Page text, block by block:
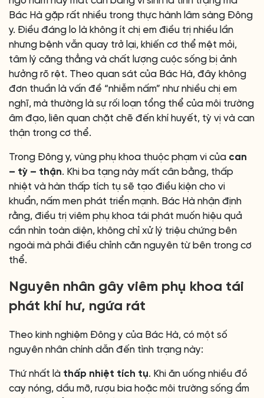
Bác Hà gặp rất nhiều trong thực hành lâm sàng Đông
y. Điều đáng lo là không ít chị em điều trị nhiều lần
nhưng bệnh vẫn quay trở lại, khiến cơ thể mệt mỏi,
tâm lý căng thẳng và chất lượng cuộc sống bị ảnh
hưởng rõ rệt. Theo quan sát của Bác Hà, đây không
đơn thuần là vấn đề “nhiễm nấm” như nhiều chị em
nghĩ, mà thường là sự rối loạn tổng thể của môi trường
âm đạo, liên quan chặt chẽ đến khí huyết, tỳ vị và can
thận trong cơ thể.
Trong Đông y, vùng phụ khoa thuộc phạm vi của can
– tỳ – thận. Khi ba tạng này mất cân bằng, thấp
nhiệt và hàn thấp tích tụ sẽ tạo điều kiện cho vi
khuẩn, nấm men phát triển mạnh. Bác Hà nhận định
rằng, điều trị viêm phụ khoa tái phát muốn hiệu quả
cần nhìn toàn diện, không chỉ xử lý triệu chứng bên
ngoài mà phải điều chỉnh căn nguyên từ bên trong cơ
thể.
Nguyên nhân gây viêm phụ khoa tái
phát khí hư, ngứa rát
Theo kinh nghiệm Đông y của Bác Hà, có một số
nguyên nhân chính dẫn đến tình trạng này:
Thứ nhất là thấp nhiệt tích tụ. Khi ăn uống nhiều đồ
cay nóng, dầu mỡ, rượu bia hoặc môi trường sống ẩm